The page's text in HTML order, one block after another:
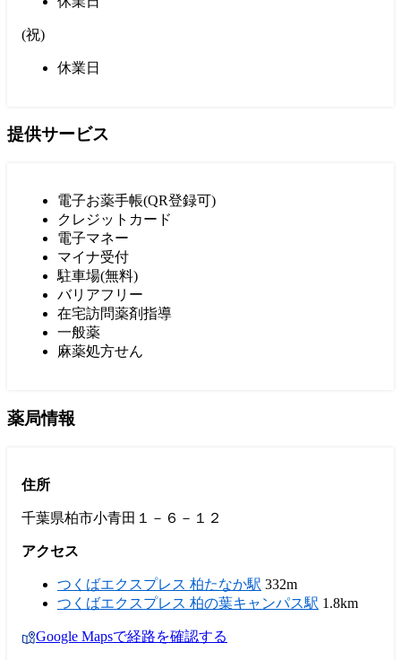
(祝)
休業日
提供サービス
電子お薬手帳(QR登録可)
クレジットカード
電子マネー
マイナ受付
駐車場(無料)
バリアフリー
在宅訪問薬剤指導
一般薬
麻薬処方せん
薬局情報
住所
千葉県柏市小青田１－６－１２
アクセス
つくばエクスプレス 柏たなか駅 332m
つくばエクスプレス 柏の葉キャンパス駅 1.8km
Google Mapsで経路を確認する